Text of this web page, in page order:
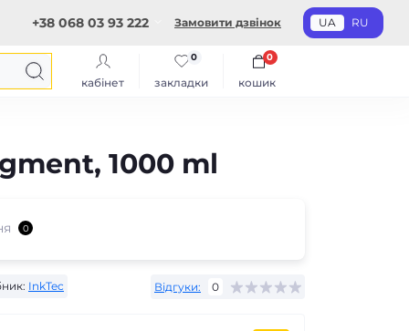
+38 068 03 93 222 Замовити дзвінок UA RU
кабінет закладки
0
кошик
0
1000 ml
0
InkTec Відгуки: 0